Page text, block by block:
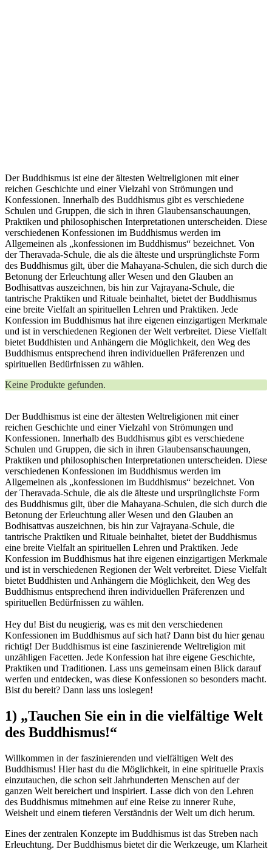
Der Buddhismus ist eine der ältesten Weltreligionen mit einer
reichen Geschichte und einer Vielzahl von Strömungen und
Konfessionen. Innerhalb des Buddhismus gibt es verschiedene
Schulen und Gruppen, die sich in ihren Glaubensanschauungen,
Praktiken und philosophischen Interpretationen unterscheiden. Diese
verschiedenen Konfessionen im Buddhismus werden im
Allgemeinen als „konfessionen im Buddhismus“ bezeichnet. Von
der Theravada-Schule, die als die älteste und ursprünglichste Form
des Buddhismus gilt, über die Mahayana-Schulen, die sich durch die
Betonung der Erleuchtung aller Wesen und den Glauben an
Bodhisattvas auszeichnen, bis hin zur Vajrayana-Schule, die
tantrische Praktiken und Rituale beinhaltet, bietet der Buddhismus
eine breite Vielfalt an spirituellen Lehren und Praktiken. Jede
Konfession im Buddhismus hat ihre eigenen einzigartigen Merkmale
und ist in verschiedenen Regionen der Welt verbreitet. Diese Vielfalt
bietet Buddhisten und Anhängern die Möglichkeit, den Weg des
Buddhismus entsprechend ihren individuellen Präferenzen und
spirituellen Bedürfnissen zu wählen.
Keine Produkte gefunden.
Der Buddhismus ist eine der ältesten Weltreligionen mit einer
reichen Geschichte und einer Vielzahl von Strömungen und
Konfessionen. Innerhalb des Buddhismus gibt es verschiedene
Schulen und Gruppen, die sich in ihren Glaubensanschauungen,
Praktiken und philosophischen Interpretationen unterscheiden. Diese
verschiedenen Konfessionen im Buddhismus werden im
Allgemeinen als „konfessionen im Buddhismus“ bezeichnet. Von
der Theravada-Schule, die als die älteste und ursprünglichste Form
des Buddhismus gilt, über die Mahayana-Schulen, die sich durch die
Betonung der Erleuchtung aller Wesen und den Glauben an
Bodhisattvas auszeichnen, bis hin zur Vajrayana-Schule, die
tantrische Praktiken und Rituale beinhaltet, bietet der Buddhismus
eine breite Vielfalt an spirituellen Lehren und Praktiken. Jede
Konfession im Buddhismus hat ihre eigenen einzigartigen Merkmale
und ist in verschiedenen Regionen der Welt verbreitet. Diese Vielfalt
bietet Buddhisten und Anhängern die Möglichkeit, den Weg des
Buddhismus entsprechend ihren individuellen Präferenzen und
spirituellen Bedürfnissen zu wählen.
Hey du! Bist du neugierig, was es mit den verschiedenen
Konfessionen im Buddhismus auf sich hat? Dann bist du hier genau
richtig! Der Buddhismus ist eine faszinierende Weltreligion mit
unzähligen Facetten. Jede Konfession hat ihre eigene Geschichte,
Praktiken und Traditionen. Lass uns gemeinsam einen Blick darauf
werfen und entdecken, was diese Konfessionen so besonders macht.
Bist du bereit? Dann lass uns loslegen!
1) „Tauchen Sie ein in die vielfältige Welt
des Buddhismus!“
Willkommen in der faszinierenden und vielfältigen Welt des
Buddhismus! Hier hast du die Möglichkeit, in eine spirituelle Praxis
einzutauchen, die schon seit Jahrhunderten Menschen auf der
ganzen Welt bereichert und inspiriert. Lasse dich von den Lehren
des Buddhismus mitnehmen auf eine Reise zu innerer Ruhe,
Weisheit und einem tieferen Verständnis der Welt um dich herum.
Eines der zentralen Konzepte im Buddhismus ist das Streben nach
Erleuchtung. Der Buddhismus bietet dir die Werkzeuge, um Klarheit